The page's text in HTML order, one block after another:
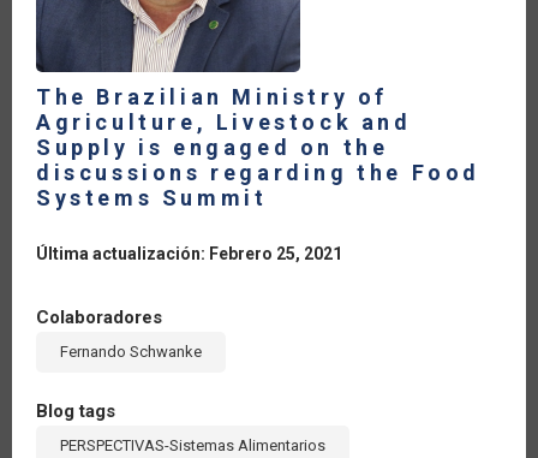
The Brazilian Ministry of
Agriculture, Livestock and
Supply is engaged on the
discussions regarding the Food
Systems Summit
Última actualización: Febrero 25, 2021
Colaboradores
Fernando Schwanke
Blog tags
PERSPECTIVAS-Sistemas Alimentarios